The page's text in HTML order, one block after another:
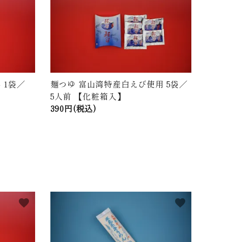
1袋／
麺つゆ 富山湾特産白えび使用 5袋／
5人前 【化粧箱入】
390円(税込)
favorite favorite